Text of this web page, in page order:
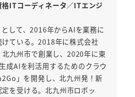
ITコーディネータ／ITエンジ
して、2016年からAIを業務に
ている。2018年に株式会社
九州市で創業し、2020年に東
成AIを利活用するためのクラウ
」を開発し、北九州発！新
を受ける。北九州市ロボッ